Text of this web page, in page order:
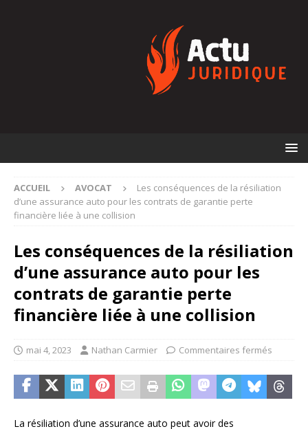
ACCUEIL AVOCAT
Les conséquences de la résiliation
d’une assurance auto pour les contrats de garantie perte
financière liée à une collision
Les conséquences de la résiliation
d’une assurance auto pour les
contrats de garantie perte
financière liée à une collision
mai 4, 2023 Nathan Carmier Commentaires fermés
La résiliation d’une assurance auto peut avoir des